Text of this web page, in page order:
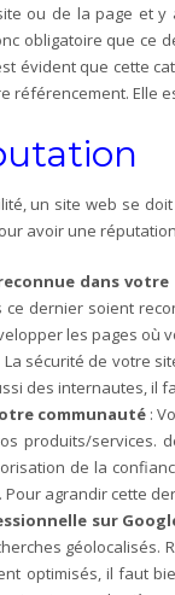
ou de la page et y
obligatoire que ce
évident que cette
référencement. Elle
un site web se
avoir une
dans votre
ce dernier soient
les pages
La sécurité de votre
des internautes, il
communauté:
produits/services.
de la
Pour agrandir cette
sur
géolocalisés.
optimisés, il faut